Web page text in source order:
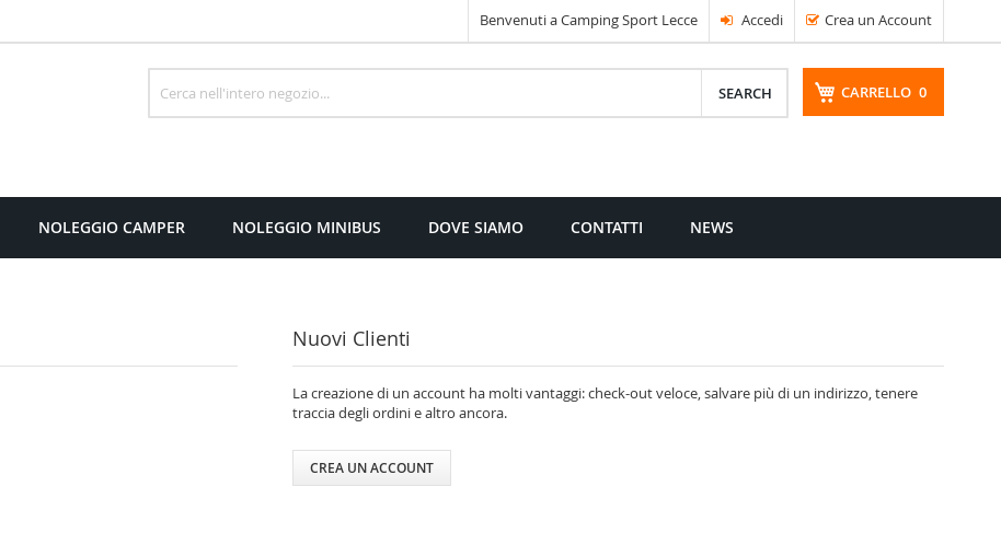
Benvenuti a Camping Sport Lecce Accedi Crea un Account
CARRELLO 0
Cerca
NOLEGGIO CAMPER NOLEGGIO MINIBUS DOVE SIAMO CONTATTI NEWS
Nuovi Clienti
La creazione di un account ha molti vantaggi: check-out veloce, salvare più di un indirizzo, tenere
traccia degli ordini e altro ancora.
CREA UN ACCOUNT